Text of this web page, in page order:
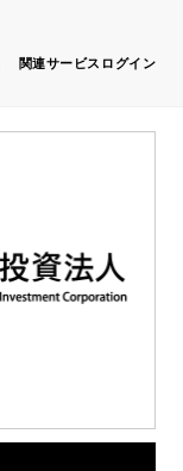
関連サービス ログイン